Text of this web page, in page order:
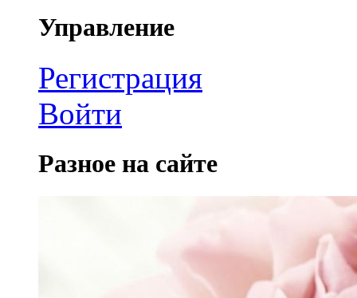
Управление
Регистрация
Войти
Разное на сайте